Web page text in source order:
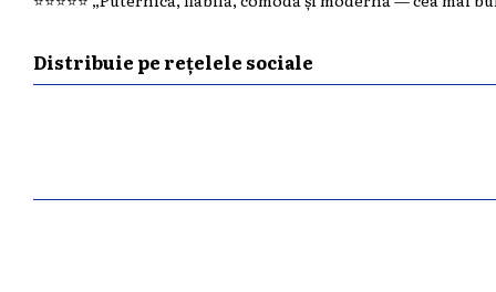
Distribuie pe rețelele sociale